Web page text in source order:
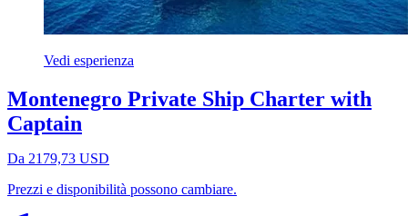
Vedi esperienza
Montenegro Private Ship Charter with
Captain
Da 2179,73 USD
Prezzi e disponibilità possono cambiare.